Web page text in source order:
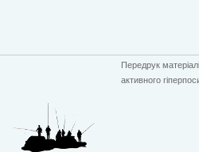
Передрук
активного